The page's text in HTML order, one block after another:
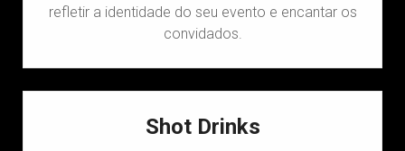
refletir a identidade do seu evento e encantar os
convidados.
Shot Drinks